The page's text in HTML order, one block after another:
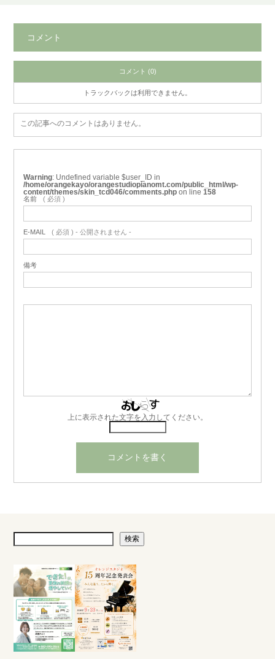
コメント
コメント (0)
トラックバックは利用できません。
この記事へのコメントはありません。
Warning : Undefined variable $user_ID in
/home/orangekayo/orangestudiopianomt.com/public_html/wp-
content/themes/skin_tcd046/comments.php on line 158
名前 ( 必須 )
E-MAIL ( 必須 ) - 公開されません -
備考
上に表示された文字を入力してください。
検索